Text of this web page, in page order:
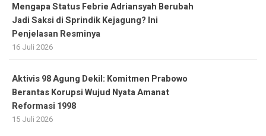
Mengapa Status Febrie Adriansyah Berubah
Jadi Saksi di Sprindik Kejagung? Ini
Penjelasan Resminya
16 Juli 2026
Aktivis 98 Agung Dekil: Komitmen Prabowo
Berantas Korupsi Wujud Nyata Amanat
Reformasi 1998
15 Juli 2026